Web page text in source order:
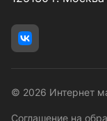
© 2026 Интернет
Соглашение на